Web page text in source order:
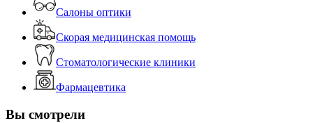
Салоны оптики
Скорая медицинская помощь
Стоматологические клиники
Фармацевтика
Вы смотрели